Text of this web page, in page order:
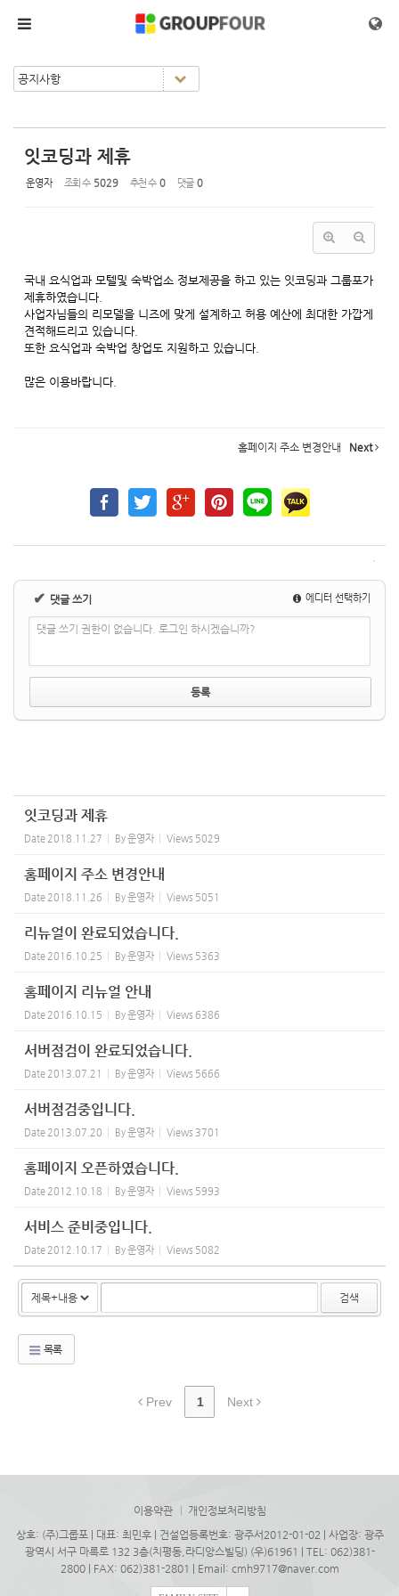
잇코딩과 제휴
운영자 조회 수 5029 추천 수 0 댓글 0
국내 요식업과 모텔및 숙박업소 정보제공을 하고 있는 잇코딩과 그룹포가
제휴하였습니다.
사업자님들의 리모델을 니즈에 맞게 설계하고 허용 예산에 최대한 가깝게
견적해드리고 있습니다.
또한 요식업과 숙박업 창업도 지원하고 있습니다.
많은 이용바랍니다.
홈페이지 주소 변경안내 Next
✔ 댓글 쓰기 에디터 선택하기
댓글 쓰기 권한이 없습니다. 로그인 하시겠습니까?
잇코딩과 제휴
Date 2018.11.27 By운영자 Views 5029
홈페이지 주소 변경안내
Date 2018.11.26 By운영자 Views 5051
리뉴얼이 완료되었습니다.
Date 2016.10.25 By운영자 Views 5363
홈페이지 리뉴얼 안내
Date 2016.10.15 By운영자 Views 6386
서버점검이 완료되었습니다.
Date 2013.07.21 By운영자 Views 5666
서버점검중입니다.
Date 2013.07.20 By운영자 Views 3701
홈페이지 오픈하였습니다.
Date 2012.10.18 By운영자 Views 5993
서비스 준비중입니다.
Date 2012.10.17 By운영자 Views 5082
검색
목록
Prev 1 Next
이용약관
개인정보처리방침
상호: (주)그룹포 | 대표: 최민후 | 건설업등록번호: 광주서2012-01-02 | 사업장: 광주
광역시 서구 마륵로 132 3층(치평동,라디앙스빌딩) (우)61961 | TEL: 062)381-
2800 | FAX: 062)381-2801 | Email: cmh9717@naver.com